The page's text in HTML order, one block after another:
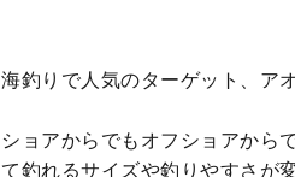
海釣りで人気のターゲット、ア
ショアからでもオフショアから
て釣れるサイズや釣りやすさが